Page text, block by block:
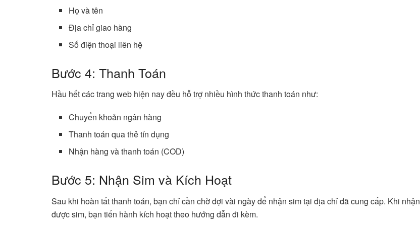
Họ và tên
Địa chỉ giao hàng
Số điện thoại liên hệ
Bước 4: Thanh Toán
Hầu hết các trang web hiện nay đều hỗ trợ nhiều hình thức thanh toán như:
Chuyển khoản ngân hàng
Thanh toán qua thẻ tín dụng
Nhận hàng và thanh toán (COD)
Bước 5: Nhận Sim và Kích Hoạt
Sau khi hoàn tất thanh toán, bạn chỉ cần chờ đợi vài ngày để nhận sim tại địa chỉ đã cung cấp. Khi nhận
được sim, bạn tiến hành kích hoạt theo hướng dẫn đi kèm.